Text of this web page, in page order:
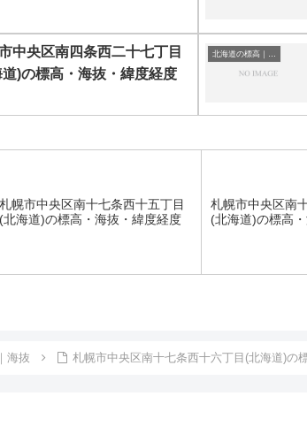
中央区南四条西二十七丁目
)の標高・海抜・緯度経度
札幌市中央区南十七条西十五丁目
(北海道)の標高・海抜・緯度経度
札幌市中央区南
(北海道)の標高
海抜 札幌市中央区南十七条西十六丁目(北海道)の